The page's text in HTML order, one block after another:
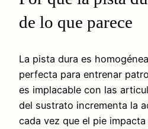
de lo que parece
La pista dura es
perfecta para entrenar
es implacable con las
del sustrato incrementa la
cada vez que el pie